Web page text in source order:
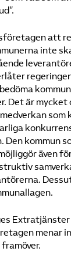
att
inte
Det är mycket
som
kommun
även
menar